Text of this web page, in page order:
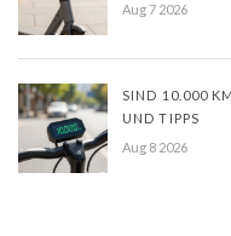
Aug 7 2026
SIND 10.000
UND TIPPS
Aug 8 2026